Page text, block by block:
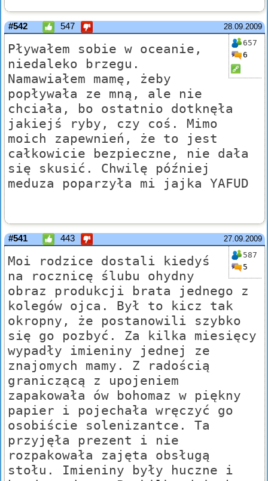
28.09.2009
#542 547
657
6
Pływałem sobie w oceanie,
niedaleko brzegu.
Namawiałem mamę, żeby
popływała ze mną, ale nie
chciała, bo ostatnio dotknęła
jakiejś ryby, czy coś. Mimo
moich zapewnień, że to jest
całkowicie bezpieczne, nie dała
się skusić. Chwilę później
meduza poparzyła mi jajka YAFUD
27.09.2009
#541 443
587
5
Moi rodzice dostali kiedyś
na rocznicę ślubu ohydny
obraz produkcji brata jednego z
kolegów ojca. Był to kicz tak
okropny, że postanowili szybko
się go pozbyć. Za kilka miesięcy
wypadły imieniny jednej ze
znajomych mamy. Z radością
graniczącą z upojeniem
zapakowała ów bohomaz w piękny
papier i pojechała wręczyć go
osobiście solenizantce. Ta
przyjęła prezent i nie
rozpakowała zajęta obsługą
stołu. Imieniny były huczne i